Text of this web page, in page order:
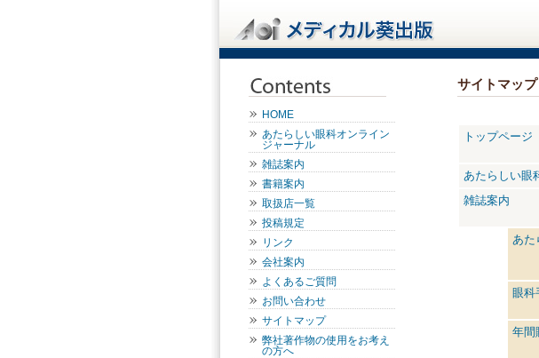
HOME
あたらしい眼科オンライン
ジャーナル
雑誌案内
書籍案内
取扱店一覧
投稿規定
リンク
会社案内
よくあるご質問
お問い合わせ
サイトマップ
弊社著作物の使用をお考え
の方へ
サイトマップ
トップページ
あたらしい眼
雑誌案内
あた
眼科
年間